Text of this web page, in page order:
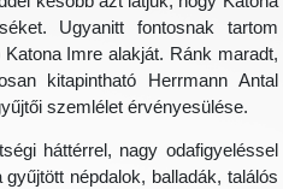
Ugyanitt fontosnak tartom
Imre alakját. Ránk maradt,
kitapintható Herrmann Antal
szemlélet érvényesülése.
háttérrel, nagy odafigyeléssel
népdalok, balladák, találós